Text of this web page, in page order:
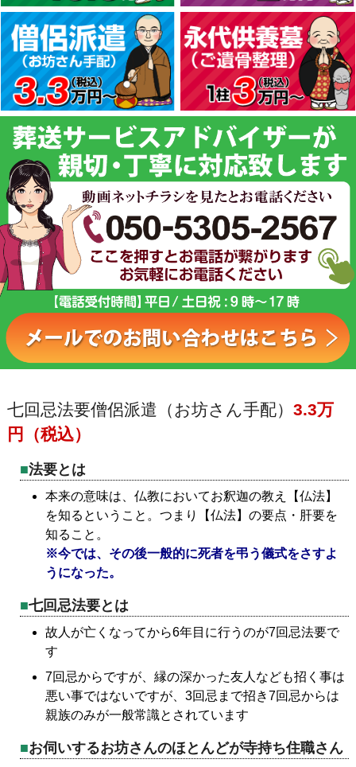
七回忌法要僧侶派遣（お坊さん手配） 3.3万
円（税込）
法要とは
本来の意味は、仏教においてお釈迦の教え【仏法】
を知るということ。つまり【仏法】の要点・肝要を
知ること。
※今では、その後一般的に死者を弔う儀式をさすよ
うになった。
七回忌法要とは
故人が亡くなってから6年目に行うのが7回忌法要で
す
7回忌からですが、縁の深かった友人なども招く事は
悪い事ではないですが、3回忌まで招き7回忌からは
親族のみが一般常識とされています
お伺いするお坊さんのほとんどが寺持ち住職さん